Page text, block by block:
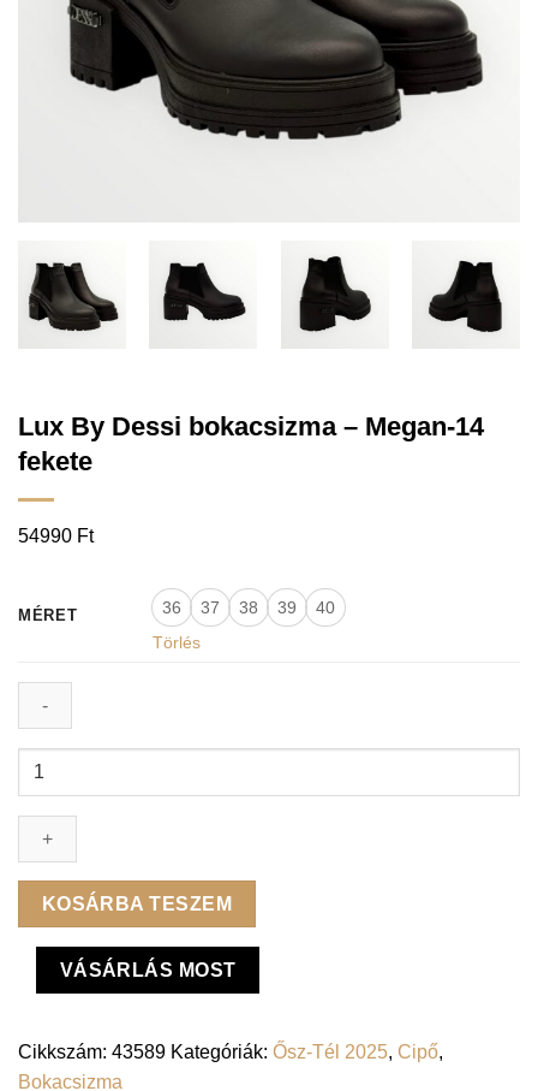
Lux By Dessi bokacsizma – Megan-14
fekete
54990 Ft
MÉRET 36 37 38 39
40
Törlés
Lux
Dessi
bokacsizma
Megan-
14
mennyiség
KOSÁRBA TESZEM
VÁSÁRLÁS MOST
Cikkszám: 43589 Kategóriák: Ősz-Tél 2025, Cipő,
Bokacsizma